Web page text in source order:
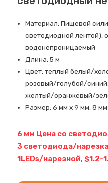
Материал: Пищевой
светодиодной лентой),
водонепроницаемый
Длина: 5 м
Цвет: теплый белый/
розовый/голубой/
желтый/оранжевый/
Размер: 6 мм х 9 мм, 8 мм
6 мм Цена со
3 светодиода/
1LEDs/нарезной, $1.2-